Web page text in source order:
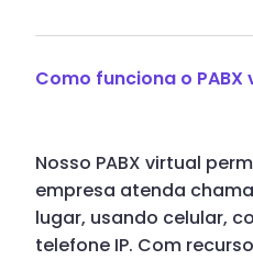
Como funciona o
Nosso PABX virtual
empresa atenda
lugar, usando celular,
telefone IP. Com